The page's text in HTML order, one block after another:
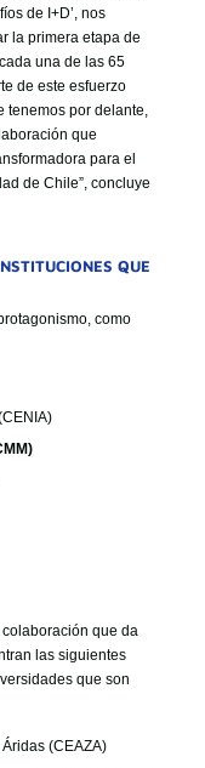
de I+D’, nos
la primera etapa de
una de las 65
de este esfuerzo
tenemos por delante,
que
para el
de Chile”, concluye
QUE
como
que da
las siguientes
que son
(CEAZA)